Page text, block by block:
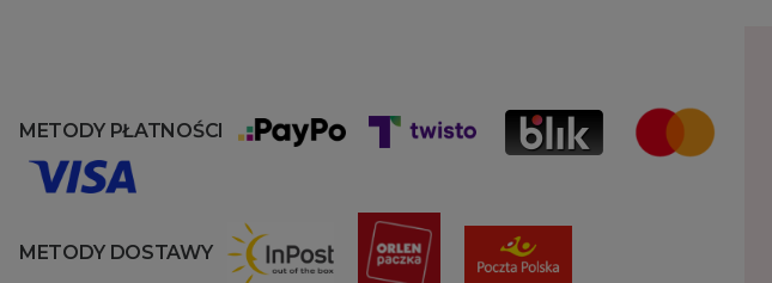
METODY PŁATNOŚCI
METODY DOSTAWY